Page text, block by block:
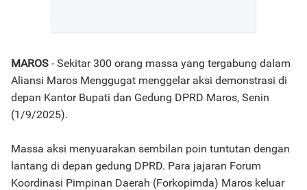
MAROS - Sekitar 300 orang massa yang tergabung dalam
Aliansi Maros Menggugat menggelar aksi demonstrasi di
depan Kantor Bupati dan Gedung DPRD Maros, Senin
(1/9/2025).
Massa aksi menyuarakan sembilan poin tuntutan dengan
lantang di depan gedung DPRD. Para jajaran Forum
Koordinasi Pimpinan Daerah (Forkopimda) Maros keluar